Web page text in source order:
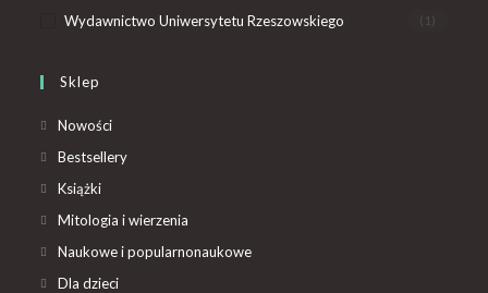
Wydawnictwo Uniwersytetu Rzeszowskiego (1)
Sklep
Nowości
Bestsellery
Książki
Mitologia i wierzenia
Naukowe i popularnonaukowe
Dla dzieci